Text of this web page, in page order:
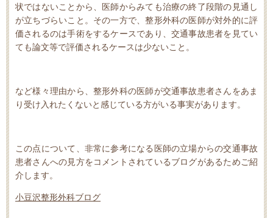
状ではないことから、医師からみても治療の終了段階の見通し
が立ちづらいこと。その一方で、整形外科の医師が対外的に評
価されるのは手術をするケースであり、交通事故患者を見てい
ても論文等で評価されるケースは少ないこと。
など様々理由から、整形外科の医師が交通事故患者さんをあま
り受け入れたくないと感じている方がいる事実があります。
この点について、非常に参考になる医師の立場からの交通事故
患者さんへの見方をコメントされているブログがあるためご紹
介します。
小豆沢整形外科ブログ